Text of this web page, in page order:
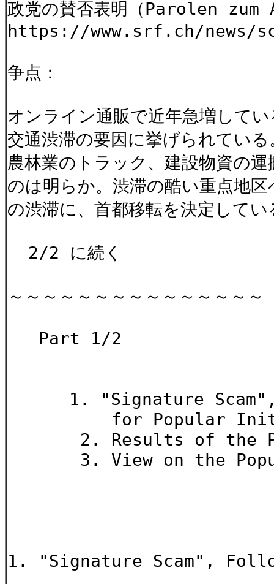
政党の賛否表明（Parolen
https://www.srf.ch/news/
争点：
オンライン通販で近年急増して
交通渋滞の要因に挙げられてい
農林業のトラック、建設物資の
のは明らか。渋滞の酷い重点地
の渋滞に、首都移転を決定してい
2/2 に続く
～～～～～～～～～～～～～～
Part 1/2
1. "Signature Scam",
for Popular
2. Results of the
3. View on the
1. "Signature Scam",